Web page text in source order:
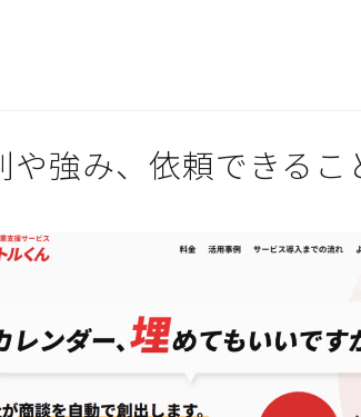
強み、依頼できるこ